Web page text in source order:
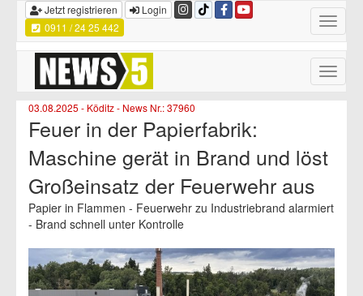
Toggle
Jetzt registrieren
Login
0911 / 24 25 442
Toggle
03.08.2025 - Köditz - News Nr.: 37960
Feuer in der Papierfabrik:
Maschine gerät in Brand und löst
Großeinsatz der Feuerwehr aus
Papier in Flammen - Feuerwehr zu Industriebrand alarmiert
- Brand schnell unter Kontrolle